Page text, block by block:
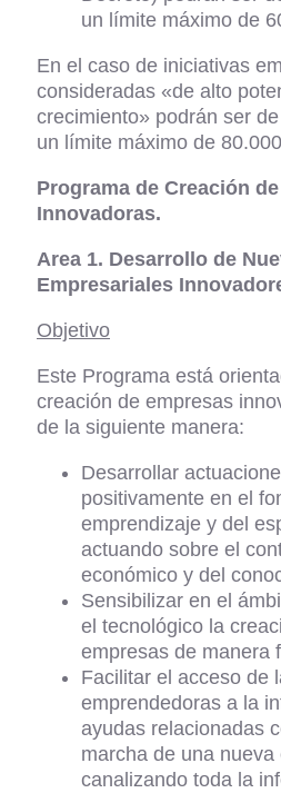
un límite máximo de
En el caso de iniciativas
consideradas «de alto
crecimiento» podrán ser
un límite máximo de
Programa de Creación
Innovadoras.
Area 1. Desarrollo de
Empresariales
Objetivo
Este Programa está
creación de empresas
de la siguiente manera:
Desarrollar
positivamente en el
emprendizaje y del
actuando sobre el
económico y del
Sensibilizar en el
el tecnológico la
empresas de manera
Facilitar el acceso de
emprendedoras a la
ayudas relacionadas
marcha de una nueva
canalizando toda la